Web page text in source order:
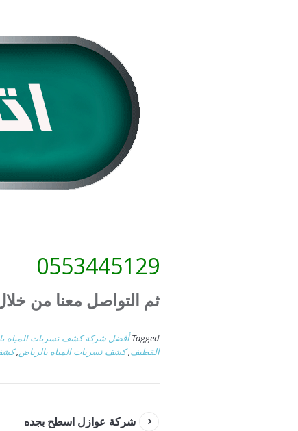
0553445129
ثم التواصل معنا من
Tagged أفضل شركة كشف تسربات المياه
القطيف,كشف تسربات المياه بالرياض,
شركة عوازل اسطح بجده